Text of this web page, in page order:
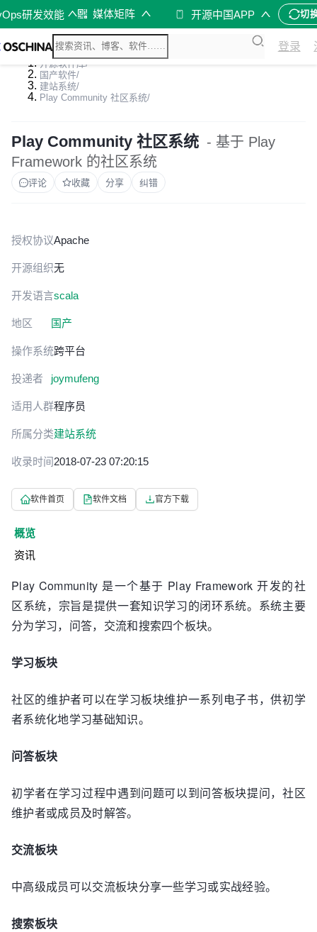
研发效能 媒体矩阵 开源中国APP 切
登录
开源软件库/
国产软件/
建站系统/
Play Community 社区系统/
Play Community 社区系统 - 基于 Play
Framework 的社区系统
评论 收藏 分享 纠错
授权协议Apache
开源组织无
开发语言scala
地区 国产
操作系统跨平台
投递者 joymufeng
适用人群程序员
所属分类建站系统
收录时间2018-07-23 07:20:15
软件首页 软件文档 官方下载
概览
资讯
Play Community 是一个基于 Play Framework 开发的社
区系统，宗旨是提供一套知识学习的闭环系统。系统主要
分为学习，问答，交流和搜索四个板块。
学习板块
社区的维护者可以在学习板块维护一系列电子书，供初学
者系统化地学习基础知识。
问答板块
初学者在学习过程中遇到问题可以到问答板块提问，社区
维护者或成员及时解答。
交流板块
中高级成员可以交流板块分享一些学习或实战经验。
搜索板块